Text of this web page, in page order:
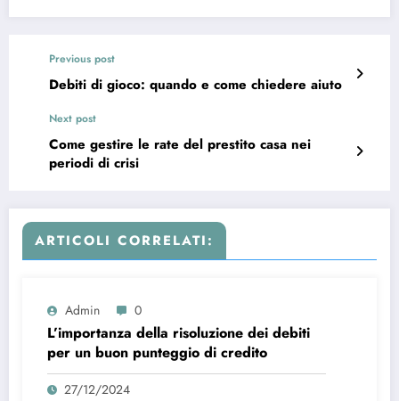
Previous post
Debiti di gioco: quando e come chiedere aiuto
Next post
Come gestire le rate del prestito casa nei
periodi di crisi
ARTICOLI CORRELATI:
Admin 0
L’importanza della risoluzione dei debiti
per un buon punteggio di credito
27/12/2024